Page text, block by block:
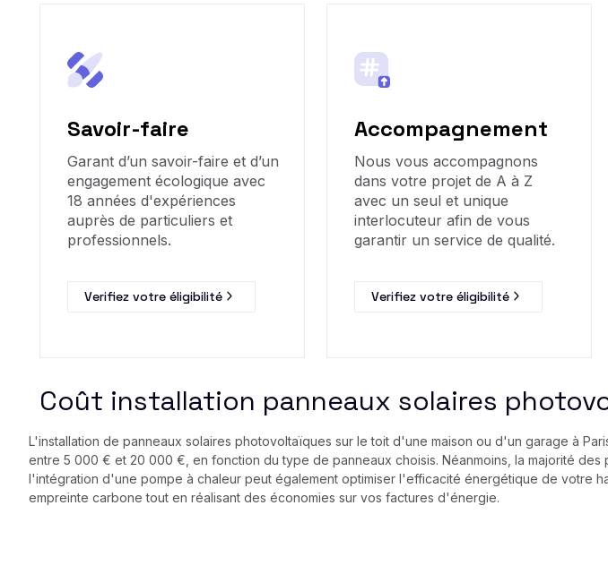
Savoir-faire
Garant d’un savoir-faire et d’un
engagement écologique avec
18 années d'expériences
auprès de particuliers et
professionnels.
Verifiez votre éligibilité
Accompagnement
Nous vous accompagnons
dans votre projet de A à Z
avec un seul et unique
interlocuteur afin de vous
garantir un service de qualité.
Verifiez votre éligibilité
Coût installation panneaux solaires
L'installation de panneaux solaires photovoltaïques sur le toit d'une maison ou d'un garage à
entre 5 000 € et 20 000 €, en fonction du type de panneaux choisis. Néanmoins, la majorité
l'intégration d'une pompe à chaleur peut également optimiser l'efficacité énergétique de votre
empreinte carbone tout en réalisant des économies sur vos factures d'énergie.